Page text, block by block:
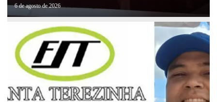
6 de agosto de 2026